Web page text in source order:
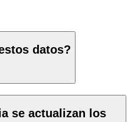
datos?
se actualizan los